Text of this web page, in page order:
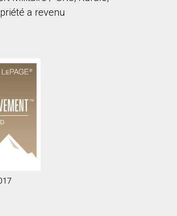
a revenu